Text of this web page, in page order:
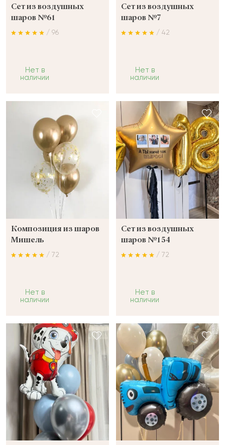
Сет из воздушных
шаров №61
/ 96
Нет в
наличии
Сет из воздушных
шаров №7
/ 42
Нет в
наличии
Композиция из шаров
Мишель
/ 72
Нет в
наличии
Сет из воздушных
шаров №154
/ 72
Нет в
наличии